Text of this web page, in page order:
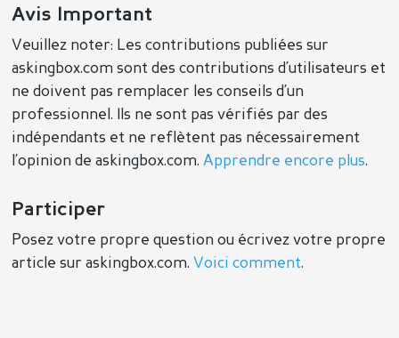
Avis Important
Veuillez noter: Les contributions publiées sur
askingbox.com sont des contributions d’utilisateurs et
ne doivent pas remplacer les conseils d’un
professionnel. Ils ne sont pas vérifiés par des
indépendants et ne reflètent pas nécessairement
l’opinion de askingbox.com.Apprendre encore plus.
Participer
Posez votre propre question ou écrivez votre propre
article sur askingbox.com. Voici comment.